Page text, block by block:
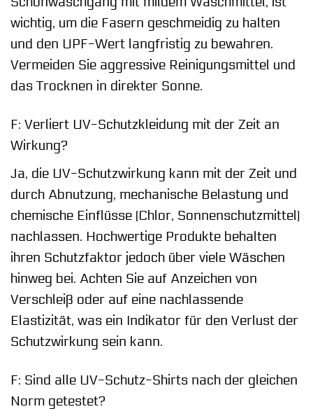
wichtig, um die Fasern geschmeidig zu halten
und den UPF-Wert langfristig zu bewahren.
Vermeiden Sie aggressive Reinigungsmittel und
das Trocknen in direkter Sonne.
F: Verliert UV-Schutzkleidung mit der Zeit an
Wirkung?
Ja, die UV-Schutzwirkung kann mit der Zeit und
durch Abnutzung, mechanische Belastung und
chemische Einflüsse (Chlor, Sonnenschutzmittel)
nachlassen. Hochwertige Produkte behalten
ihren Schutzfaktor jedoch über viele Wäschen
hinweg bei. Achten Sie auf Anzeichen von
Verschleiß oder auf eine nachlassende
Elastizität, was ein Indikator für den Verlust der
Schutzwirkung sein kann.
F: Sind alle UV-Schutz-Shirts nach der gleichen
Norm getestet?